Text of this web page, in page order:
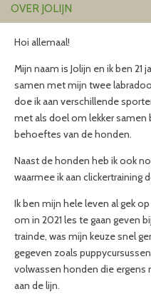
OVER JOLIJN
Hoi allemaal!
Mijn naam is Jolijn en ik ben 21
samen met mijn twee
doe ik aan verschillende
met als doel om lekker
behoeftes van de honden.
Naast de honden heb ik ook
waarmee ik aan clickertraining
Ik ben mijn hele leven al gek
om in 2021 les te gaan geven
trainde, was mijn keuze snel
gegeven zoals
volwassen honden die
aan de lijn.